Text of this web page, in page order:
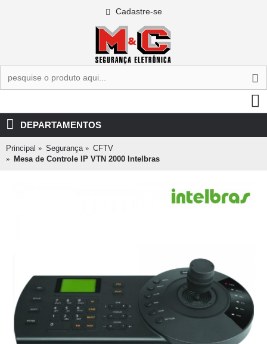
Cadastre-se
DEPARTAMENTOS
Principal Segurança
CFTV
Mesa de Controle IP VTN 2000 Intelbras